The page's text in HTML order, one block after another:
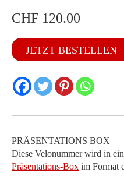
CHF 120.00
BE
1981
Menge
JETZT BESTELLEN
PRÄSENTATIONS BOX
Diese Velonummer wird in
Präsentations-Box im Format